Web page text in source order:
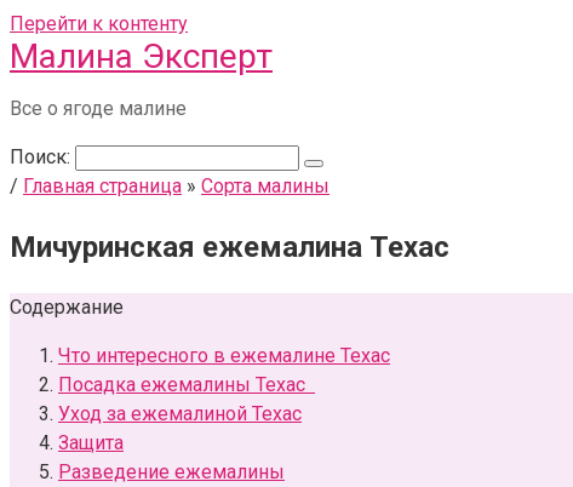
Перейти к контенту
Малина Эксперт
Все о ягоде малине
Поиск:
/ Главная страница » Сорта малины
Мичуринская ежемалина Техас
Содержание
Что интересного в ежемалине Техас
Посадка ежемалины Техас
Уход за ежемалиной Техас
Защита
Разведение ежемалины